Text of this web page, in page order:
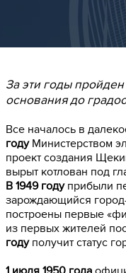
За эти годы
основания до
Все началось в
годуМинистерством
проект создания
вырыт котлован под
В 1949 году прибыли
зарождающийся
построены первые
из первых жителей
годуполучит статус